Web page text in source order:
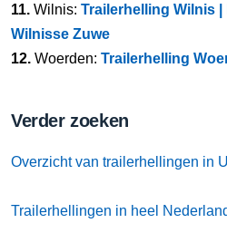
11. Wilnis: Trailerhelling Wilnis |
Wilnisse Zuwe
12. Woerden: Trailerhelling
Verder zoeken
Overzicht van trailerhellingen in
Trailerhellingen in heel